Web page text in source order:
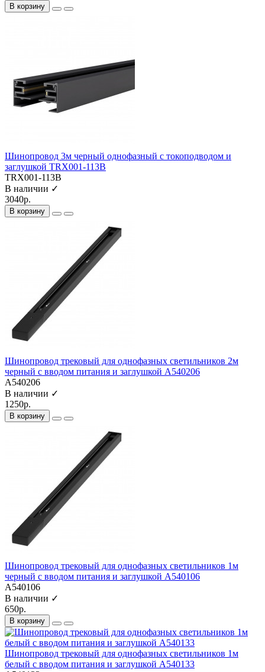
В корзину
Шинопровод 3м черный однофазный с токоподводом и
заглушкой TRX001-113B
TRX001-113B
В наличии ✓
3040р.
В корзину
Шинопровод трековый для однофазных светильников 2м
черный с вводом питания и заглушкой A540206
A540206
В наличии ✓
1250р.
В корзину
Шинопровод трековый для однофазных светильников 1м
черный с вводом питания и заглушкой A540106
A540106
В наличии ✓
650р.
В корзину
Шинопровод трековый для однофазных светильников 1м
белый с вводом питания и заглушкой A540133